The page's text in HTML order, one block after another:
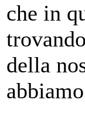
che in
della